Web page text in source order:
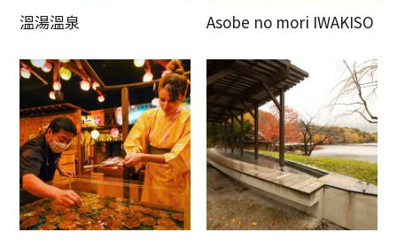
溫湯溫泉 Asobe no mori IWAKISO